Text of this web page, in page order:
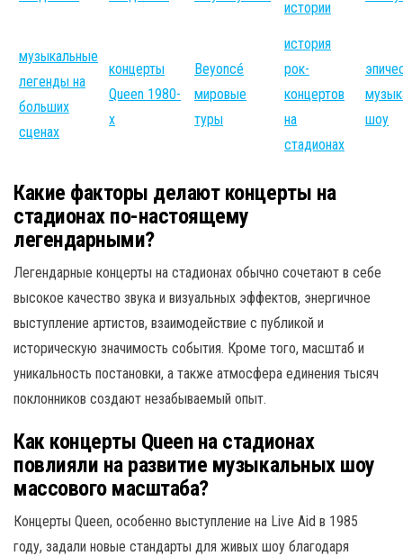
истории
музыкальные
легенды на
больших
сценах
концерты
Queen 1980-
х
Beyoncé
мировые
туры
история
рок-
концертов
на
стадионах
шоу
Какие факторы делают концерты на
стадионах по-настоящему
легендарными?
Легендарные концерты на стадионах обычно сочетают в себе
высокое качество звука и визуальных эффектов, энергичное
выступление артистов, взаимодействие с публикой и
историческую значимость события. Кроме того, масштаб и
уникальность постановки, а также атмосфера единения тысяч
поклонников создают незабываемый опыт.
Как концерты Queen на стадионах
повлияли на развитие музыкальных шоу
массового масштаба?
Концерты Queen, особенно выступление на Live Aid в 1985
году, задали новые стандарты для живых шоу благодаря